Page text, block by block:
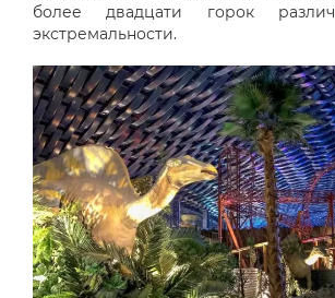
более двадцати горок
экстремальности.